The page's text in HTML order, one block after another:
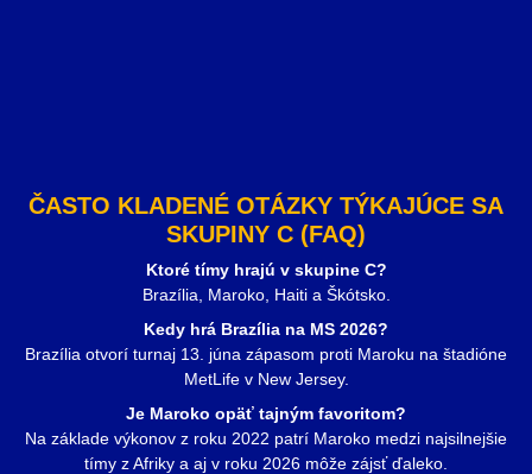
ČASTO KLADENÉ OTÁZKY TÝKAJÚCE SA
SKUPINY C (FAQ)
Ktoré tímy hrajú v skupine C?
Brazília, Maroko, Haiti a Škótsko.
Kedy hrá Brazília na MS 2026?
Brazília otvorí turnaj 13. júna zápasom proti Maroku na štadióne
MetLife v New Jersey.
Je Maroko opäť tajným favoritom?
Na základe výkonov z roku 2022 patrí Maroko medzi najsilnejšie
tímy z Afriky a aj v roku 2026 môže zájsť ďaleko.